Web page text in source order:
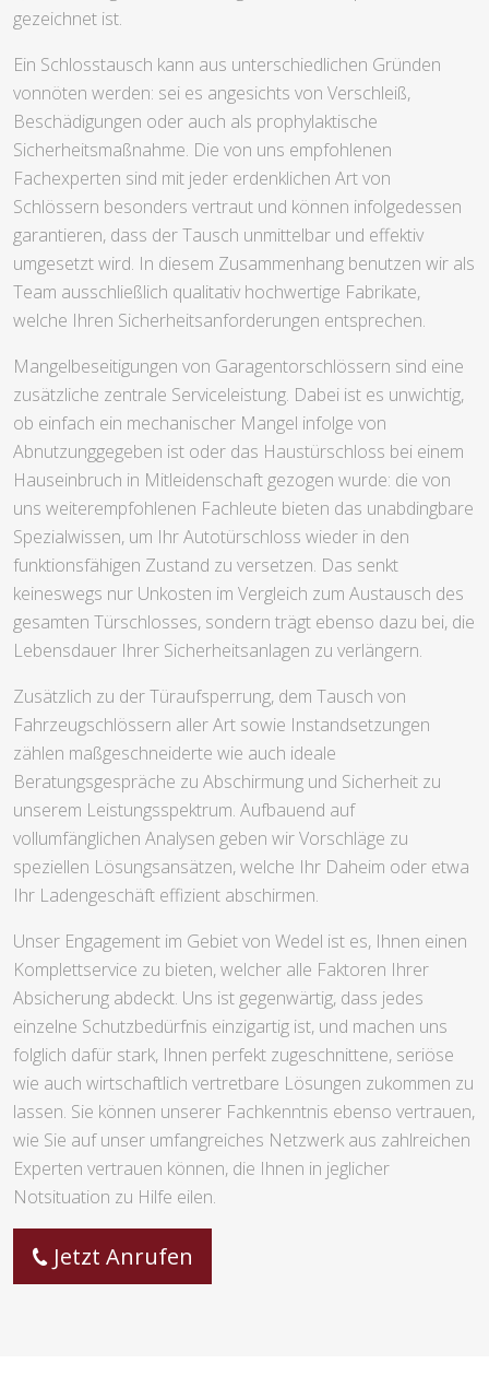
gezeichnet ist.
Ein Schlosstausch kann aus unterschiedlichen Gründen
vonnöten werden: sei es angesichts von Verschleiß,
Beschädigungen oder auch als prophylaktische
Sicherheitsmaßnahme. Die von uns empfohlenen
Fachexperten sind mit jeder erdenklichen Art von
Schlössern besonders vertraut und können infolgedessen
garantieren, dass der Tausch unmittelbar und effektiv
umgesetzt wird. In diesem Zusammenhang benutzen wir als
Team ausschließlich qualitativ hochwertige Fabrikate,
welche Ihren Sicherheitsanforderungen entsprechen.
Mangelbeseitigungen von Garagentorschlössern sind eine
zusätzliche zentrale Serviceleistung. Dabei ist es unwichtig,
ob einfach ein mechanischer Mangel infolge von
Abnutzunggegeben ist oder das Haustürschloss bei einem
Hauseinbruch in Mitleidenschaft gezogen wurde: die von
uns weiterempfohlenen Fachleute bieten das unabdingbare
Spezialwissen, um Ihr Autotürschloss wieder in den
funktionsfähigen Zustand zu versetzen. Das senkt
keineswegs nur Unkosten im Vergleich zum Austausch des
gesamten Türschlosses, sondern trägt ebenso dazu bei, die
Lebensdauer Ihrer Sicherheitsanlagen zu verlängern.
Zusätzlich zu der Türaufsperrung, dem Tausch von
Fahrzeugschlössern aller Art sowie Instandsetzungen
zählen maßgeschneiderte wie auch ideale
Beratungsgespräche zu Abschirmung und Sicherheit zu
unserem Leistungsspektrum. Aufbauend auf
vollumfänglichen Analysen geben wir Vorschläge zu
speziellen Lösungsansätzen, welche Ihr Daheim oder etwa
Ihr Ladengeschäft effizient abschirmen.
Unser Engagement im Gebiet von Wedel ist es, Ihnen einen
Komplettservice zu bieten, welcher alle Faktoren Ihrer
Absicherung abdeckt. Uns ist gegenwärtig, dass jedes
einzelne Schutzbedürfnis einzigartig ist, und machen uns
folglich dafür stark, Ihnen perfekt zugeschnittene, seriöse
wie auch wirtschaftlich vertretbare Lösungen zukommen zu
lassen. Sie können unserer Fachkenntnis ebenso vertrauen,
wie Sie auf unser umfangreiches Netzwerk aus zahlreichen
Experten vertrauen können, die Ihnen in jeglicher
Notsituation zu Hilfe eilen.
Jetzt Anrufen